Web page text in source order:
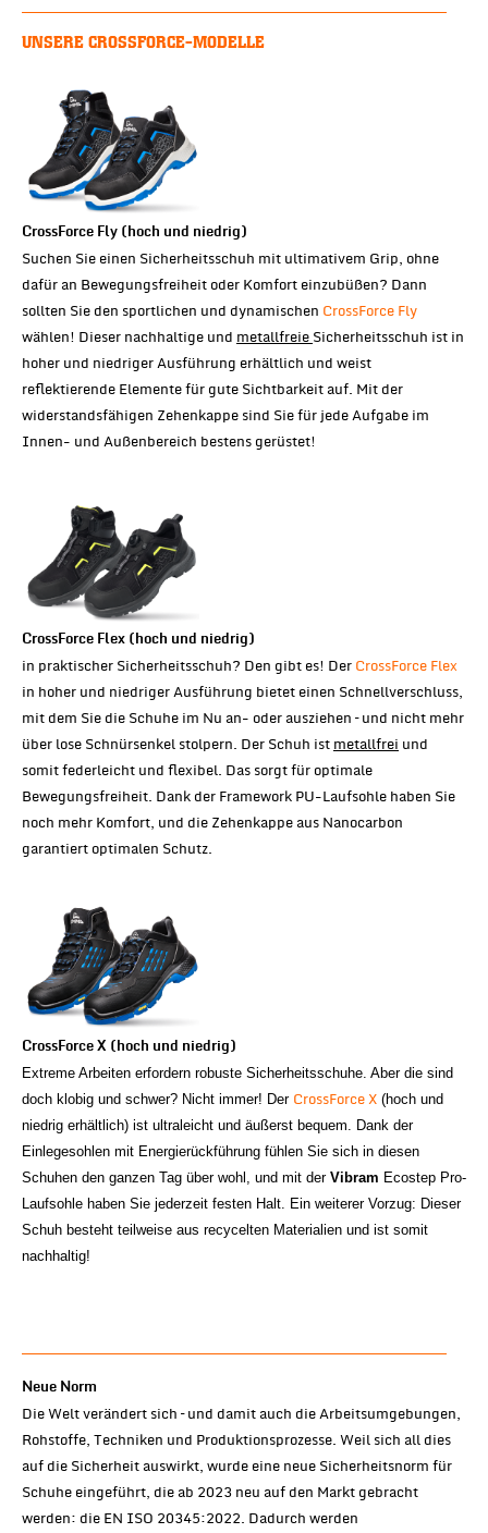
UNSERE CROSSFORCE-MODELLE
CrossForce Fly (hoch und niedrig)
Suchen Sie einen Sicherheitsschuh mit ultimativem Grip, ohne
dafür an Bewegungsfreiheit oder Komfort einzubüßen? Dann
sollten Sie den sportlichen und dynamischen CrossForce Fly
wählen! Dieser nachhaltige und metallfreie Sicherheitsschuh ist in
hoher und niedriger Ausführung erhältlich und weist
reflektierende Elemente für gute Sichtbarkeit auf. Mit der
widerstandsfähigen Zehenkappe sind Sie für jede Aufgabe im
Innen- und Außenbereich bestens gerüstet!
CrossForce Flex (hoch und niedrig)
in praktischer Sicherheitsschuh? Den gibt es! Der CrossForce Flex
in hoher und niedriger Ausführung bietet einen Schnellverschluss,
mit dem Sie die Schuhe im Nu an- oder ausziehen – und nicht mehr
über lose Schnürsenkel stolpern. Der Schuh ist metallfrei und
somit federleicht und flexibel. Das sorgt für optimale
Bewegungsfreiheit. Dank der Framework PU-Laufsohle haben Sie
noch mehr Komfort, und die Zehenkappe aus Nanocarbon
garantiert optimalen Schutz.
CrossForce X (hoch und niedrig)
Extreme Arbeiten erfordern robuste Sicherheitsschuhe. Aber die sind
doch klobig und schwer? Nicht immer! Der CrossForce X (hoch und
niedrig erhältlich) ist ultraleicht und äußerst bequem. Dank der
Einlegesohlen mit Energierückführung fühlen Sie sich in diesen
Schuhen den ganzen Tag über wohl, und mit der Vibram Ecostep Pro-
Laufsohle haben Sie jederzeit festen Halt. Ein weiterer Vorzug: Dieser
Schuh besteht teilweise aus recycelten Materialien und ist somit
nachhaltig!
Neue Norm
Die Welt verändert sich – und damit auch die Arbeitsumgebungen,
Rohstoffe, Techniken und Produktionsprozesse. Weil sich all dies
auf die Sicherheit auswirkt, wurde eine neue Sicherheitsnorm für
Schuhe eingeführt, die ab 2023 neu auf den Markt gebracht
werden: die EN ISO 20345:2022. Dadurch werden